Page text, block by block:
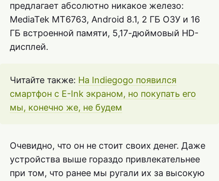
предлагает абсолютно никакое железо:
MediaTek MT6763, Android 8.1, 2 ГБ ОЗУ и 16
ГБ встроенной памяти, 5,17-дюймовый HD-
дисплей.
Читайте также: На Indiegogo появился
смартфон с E-Ink экраном, но покупать его
мы, конечно же, не будем
Очевидно, что он не стоит своих денег. Даже
устройства выше гораздо привлекательнее
при том, что ранее мы ругали их за высокую